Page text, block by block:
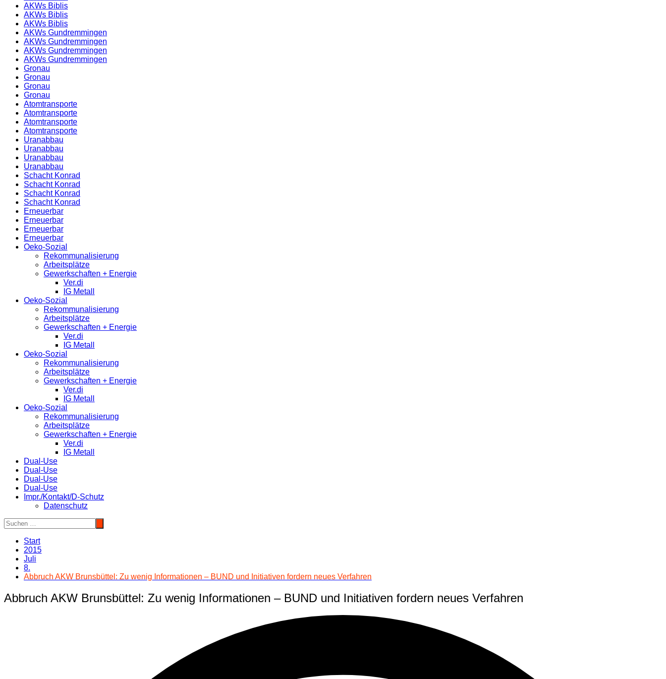
AKWs Biblis
AKWs Biblis
AKWs Biblis
AKWs Gundremmingen
AKWs Gundremmingen
AKWs Gundremmingen
AKWs Gundremmingen
Gronau
Gronau
Gronau
Gronau
Atomtransporte
Atomtransporte
Atomtransporte
Atomtransporte
Uranabbau
Uranabbau
Uranabbau
Uranabbau
Schacht Konrad
Schacht Konrad
Schacht Konrad
Schacht Konrad
Erneuerbar
Erneuerbar
Erneuerbar
Erneuerbar
Oeko-Sozial
Rekommunalisierung
Arbeitsplätze
Gewerkschaften + Energie
Ver.di
IG Metall
Oeko-Sozial
Rekommunalisierung
Arbeitsplätze
Gewerkschaften + Energie
Ver.di
IG Metall
Oeko-Sozial
Rekommunalisierung
Arbeitsplätze
Gewerkschaften + Energie
Ver.di
IG Metall
Oeko-Sozial
Rekommunalisierung
Arbeitsplätze
Gewerkschaften + Energie
Ver.di
IG Metall
Dual-Use
Dual-Use
Dual-Use
Dual-Use
Impr./Kontakt/D-Schutz
Datenschutz
Start
2015
Juli
8.
Abbruch AKW Brunsbüttel: Zu wenig Informationen – BUND und Initiativen fordern neues Verfahren
Abbruch AKW Brunsbüttel: Zu wenig Informationen – BUND und Initiativen fordern neues Verfahren